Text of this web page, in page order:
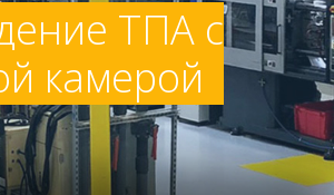
ТПА с
камерой